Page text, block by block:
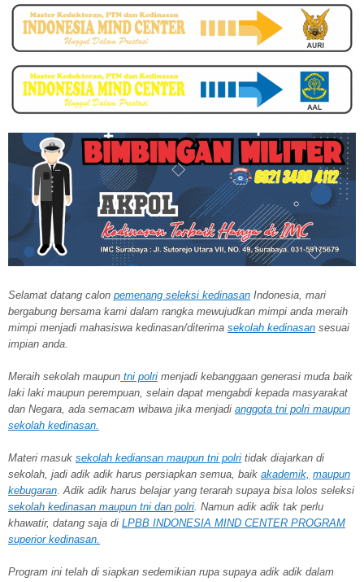
Selamat datang calon pemenang seleksi kedinasan Indonesia, mari
bergabung bersama kami dalam rangka mewujudkan mimpi anda meraih
mimpi menjadi mahasiswa kedinasan/diterima sekolah kedinasan sesuai
impian anda.
Meraih sekolah maupun tni polri menjadi kebanggaan generasi muda baik
laki laki maupun perempuan, selain dapat mengabdi kepada masyarakat
dan Negara, ada semacam wibawa jika menjadi anggota tni polri maupun
sekolah kedinasan.
Materi masuk sekolah kediansan maupun tni polri tidak diajarkan di
sekolah, jadi adik adik harus persiapkan semua, baik akademik, maupun
kebugaran . Adik adik harus belajar yang terarah supaya bisa lolos seleksi
sekolah kedinasan maupun tni dan polri . Namun adik adik tak perlu
khawatir, datang saja di LPBB INDONESIA MIND CENTER PROGRAM
superior kedinasan.
Program ini telah di siapkan sedemikian rupa supaya adik adik dalam